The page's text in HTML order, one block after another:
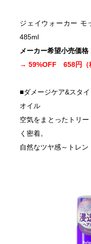
ジェイウォーカー モ
485ml
メーカー希望小売価格
→ 59%OFF 658円（
■ダメージケア&スタ
オイル
空気をまとったトリ
く密着。
自然なツヤ感～トレン